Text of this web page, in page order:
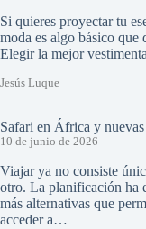
Si quieres proyectar tu
moda es algo básico que
Elegir la mejor
Jesús Luque
Safari en África y
10 de junio de 2026
Viajar ya no consiste
otro. La planificación ha
más alternativas que
acceder a…